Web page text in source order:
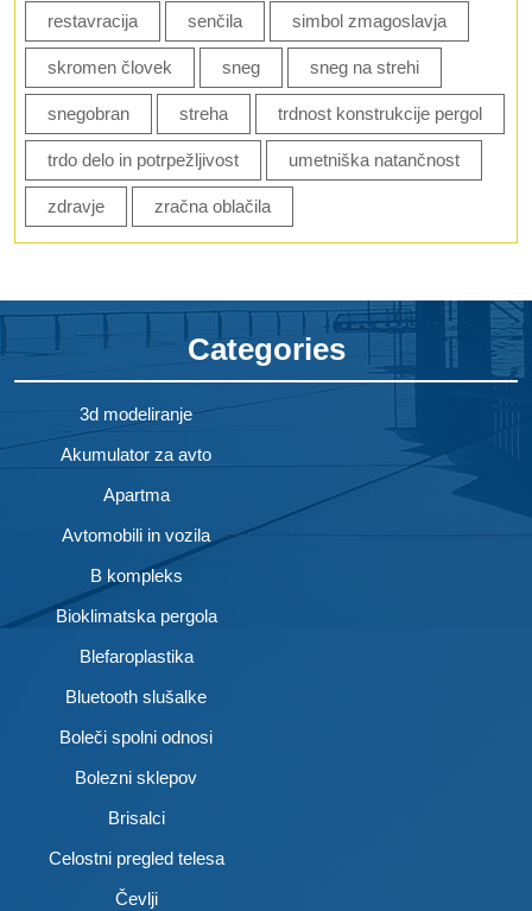
restavracija senčila simbol zmagoslavja
skromen človek sneg sneg na strehi
snegobran streha trdnost konstrukcije pergol
trdo delo in potrpežljivost umetniška natančnost
zdravje zračna oblačila
Categories
3d modeliranje
Akumulator za avto
Apartma
Avtomobili in vozila
B kompleks
Bioklimatska pergola
Blefaroplastika
Bluetooth slušalke
Boleči spolni odnosi
Bolezni sklepov
Brisalci
Celostni pregled telesa
Čevlji